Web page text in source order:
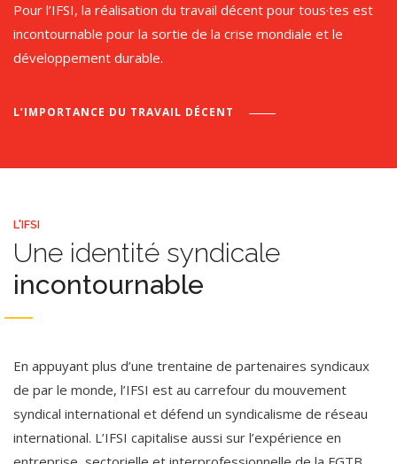
Pour l’IFSI, la réalisation du travail décent pour tous·tes est
incontournable pour la sortie de la crise mondiale et le
développement durable.
L’IMPORTANCE DU TRAVAIL DÉCENT
L'IFSI
Une identité syndicale
incontournable
En appuyant plus d’une trentaine de partenaires syndicaux
de par le monde, l’IFSI est au carrefour du mouvement
syndical international et défend un syndicalisme de réseau
international. L’IFSI capitalise aussi sur l’expérience en